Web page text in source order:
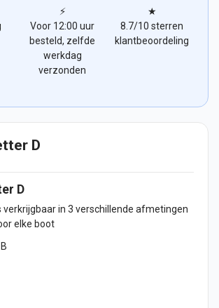
⚡
Voor 12:00 uur
besteld, zelfde
werkdag
verzonden
★
8.7/10 sterren
klantbeoordeling
D
D
verkrijgbaar in 3 verschillende afmetingen
elke boot